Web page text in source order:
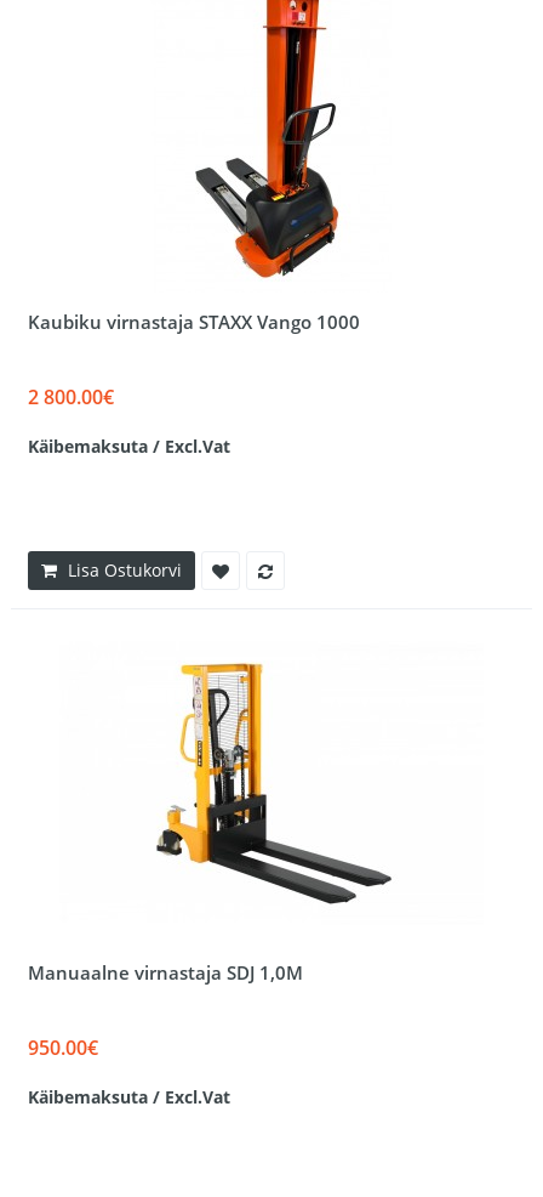
Kaubiku virnastaja STAXX Vango 1000
2 800.00€
Käibemaksuta / Excl.Vat
Lisa Ostukorvi
Manuaalne virnastaja SDJ 1,0M
950.00€
Käibemaksuta / Excl.Vat